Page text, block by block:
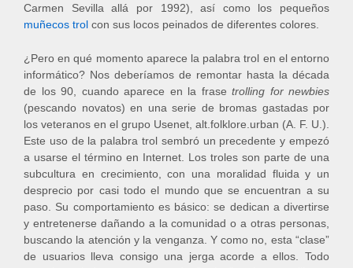
Carmen Sevilla allá por 1992), así como los pequeños
muñecos trol con sus locos peinados de diferentes colores.
¿Pero en qué momento aparece la palabra trol en el entorno
informático? Nos deberíamos de remontar hasta la década
de los 90, cuando aparece en la frase trolling for newbies
(pescando novatos) en una serie de bromas gastadas por
los veteranos en el grupo Usenet, alt.folklore.urban (A. F. U.).
Este uso de la palabra trol sembró un precedente y empezó
a usarse el término en Internet. Los troles son parte de una
subcultura en crecimiento, con una moralidad fluida y un
desprecio por casi todo el mundo que se encuentran a su
paso. Su comportamiento es básico: se dedican a divertirse
y entretenerse dañando a la comunidad o a otras personas,
buscando la atención y la venganza. Y como no, esta “clase”
de usuarios lleva consigo una jerga acorde a ellos. Todo